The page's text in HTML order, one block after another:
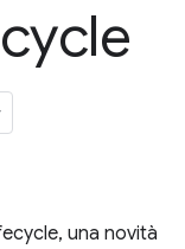
una novità